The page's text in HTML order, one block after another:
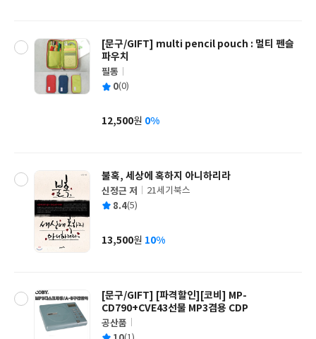
[문구/GIFT] multi pencil pouch : 멀티 펜슬
파우치
글
쓴
필통
출
사
평 0(0)
가
12,500원 0%
불혹, 세상에 혹하지 아니하리라
글
쓴
신정근 저
출
사
21세기북스
평 8.4(5)
가
13,500원 10%
[문구/GIFT] [파격할인][코비] MP-
CD790+CVE43선물 MP3겸용 CDP
글
공산품